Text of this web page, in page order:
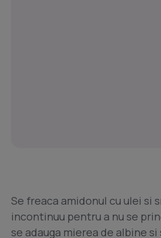
Se freaca amidonul cu ulei si
incontinuu pentru a nu se
se adauga mierea de albine